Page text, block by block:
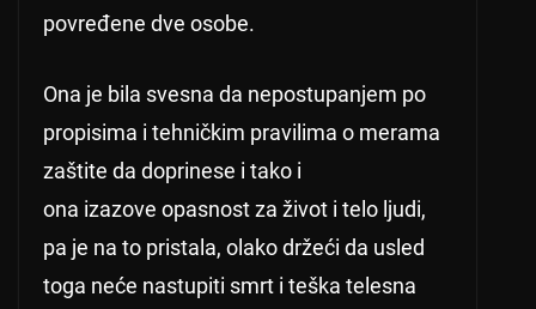
povređene dve osobe.
Ona je bila svesna da nepostupanjem po
propisima i tehničkim pravilima o merama
zaštite da doprinese i tako i
ona izazove opasnost za život i telo ljudi,
pa je na to pristala, olako držeći da usled
toga neće nastupiti smrt i teška telesna